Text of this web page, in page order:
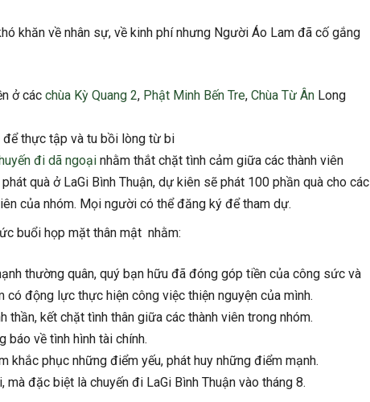
khăn về nhân sự, về kinh phí nhưng Người Áo Lam đã cố gắng
ở các chùa Kỳ Quang 2, Phật Minh Bến Tre, Chùa Từ Ân Long
để thực tập và tu bồi lòng từ bi
đi dã ngoại nhằm thắt chặt tình cảm giữa các thành viên
quà ở LaGi Bình Thuận, dự kiên sẽ phát 100 phần quà cho các
của nhóm. Mọi người có thể đăng ký để tham dự.
buổi họp mặt thân mật nhằm:
thường quân, quý bạn hữu đã đóng góp tiền của công sức và
động lực thực hiện công việc thiện nguyện của mình.
thần, kết chặt tình thân giữa các thành viên trong nhóm.
báo về tình hình tài chính.
khắc phục những điểm yếu, phát huy những điểm mạnh.
đặc biệt là chuyến đi LaGi Bình Thuận vào tháng 8.